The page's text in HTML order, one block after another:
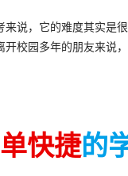
，它的难度其实是
校园多年的朋友来说
快捷的